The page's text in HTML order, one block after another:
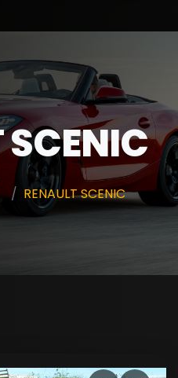
SCENIC
RENAULT SCENIC